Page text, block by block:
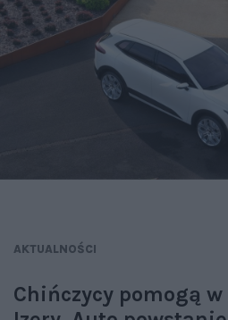
AKTUALNOŚCI
Chińczycy pomogą